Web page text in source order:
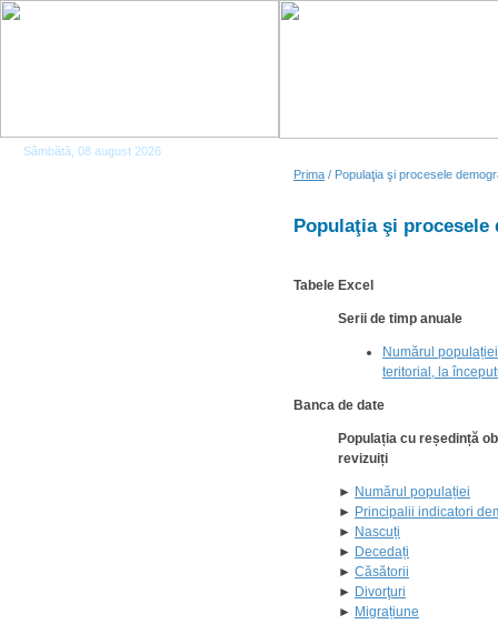
Sâmbătă, 08 august 2026
Prima / Populaţia şi procesele
Populaţia şi procesele
Tabele Excel
Serii de timp anuale
Numărul
teritorial, la
Banca de date
Populația cu reședință
revizuiți
► Numărul populației
► Principalii indicatori
► Nascuți
► Decedați
► Căsătorii
► Divorţuri
► Migrațiune